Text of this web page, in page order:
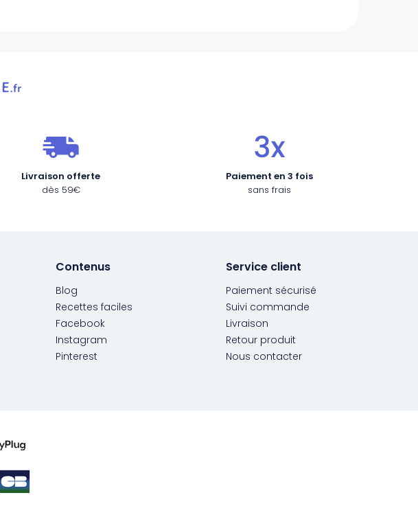
Livraison offerte
dès 59€
Paiement en 3 fois
sans frais
Contenus
Blog
Recettes faciles
Facebook
Instagram
Pinterest
Service client
Paiement sécurisé
Suivi commande
Livraison
Retour produit
Nous contacter